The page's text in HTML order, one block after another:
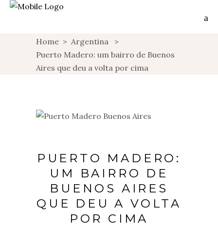
Home > Argentina
>
Puerto Madero: um bairro de Buenos
Aires que deu a volta por cima
PUERTO MADERO:
UM BAIRRO DE
BUENOS AIRES
QUE DEU A VOLTA
POR CIMA